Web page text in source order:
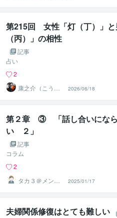
第215回 女性「灯（丁）」と
（丙）」の相性
記事
占い
2
康之介（こうの
すけ）
2026/06/18
第２章 ③ 「話し合いになら
い ２」
記事
コラム
2
タカ３＠メンタ
ルコーチ
2025/01/17
夫婦関係修復はとても難しい